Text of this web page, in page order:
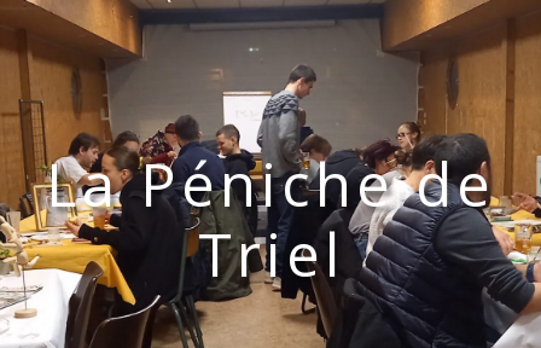
La Péniche de
Triel